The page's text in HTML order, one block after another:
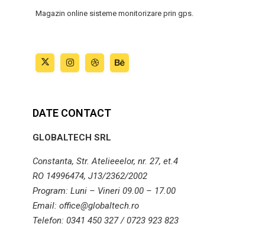
Magazin online sisteme monitorizare prin gps.
DATE CONTACT
GLOBALTECH SRL
Constanta, Str. Atelieeelor, nr. 27, et.4
RO 14996474, J13/2362/2002
Program: Luni – Vineri 09.00 – 17.00
Email: office@globaltech.ro
Telefon: 0341 450 327 / 0723 923 823